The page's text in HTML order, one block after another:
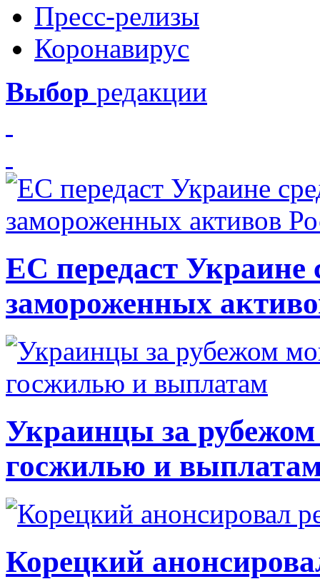
Пресс-релизы
Коронавирус
Выбор редакции
ЕС передаст Украине
замороженных
Украинцы за рубежом
госжилью и
Корецкий